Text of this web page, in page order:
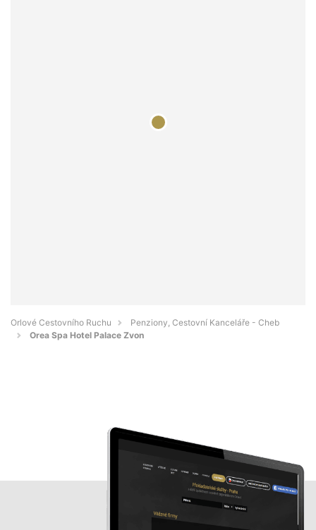
Orlové Cestovního Ruchu
Penziony, Cestovní Kanceláře - Cheb
Orea Spa Hotel Palace Zvon